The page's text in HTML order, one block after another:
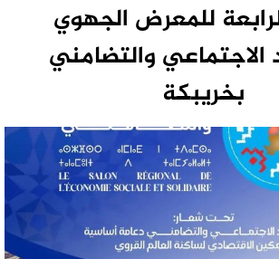
للمعرض الجهوي
الاجتماعي والتضامني
بخريبكة